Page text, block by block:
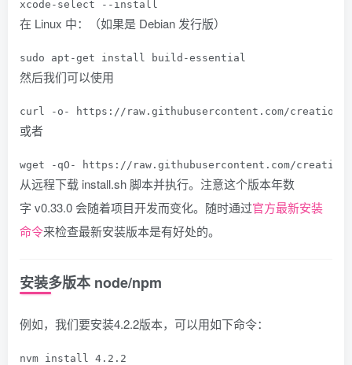
xcode - select -- install
在 Linux 中：（如果是 Debian 发行版）
sudo apt -get install build -essential
然后我们可以使用
curl - o - https : //raw.githubusercontent.com/
或者
wget - qO - https : //raw.githubusercontent.com/
从远程下载 install.sh 脚本并执行。注意这个版本年数
字 v0.33.0 会随着项目开发而变化。随时通过官方最新安装
命令来检查最新安装版本是有好处的。
安装多版本 node/npm
例如，我们要安装4.2.2版本，可以用如下命令：
nvm install 4.2 . 2